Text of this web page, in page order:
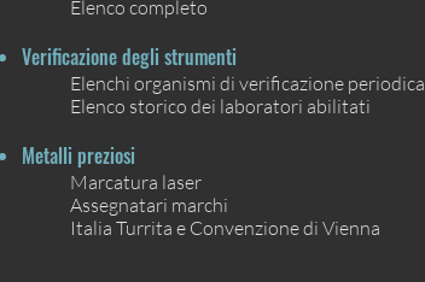
Elenco completo
Verificazione degli strumenti
Elenchi organismi di verificazione periodica
Elenco storico dei laboratori abilitati
Metalli preziosi
Marcatura laser
Assegnatari marchi
Italia Turrita e Convenzione di Vienna